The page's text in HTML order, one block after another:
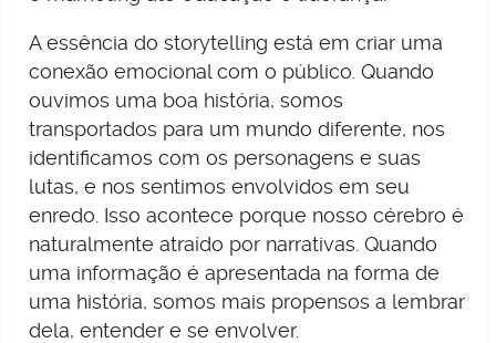
A essência do storytelling está em criar uma
conexão emocional com o público. Quando
ouvimos uma boa história, somos
transportados para um mundo diferente, nos
identificamos com os personagens e suas
lutas, e nos sentimos envolvidos em seu
enredo. Isso acontece porque nosso cérebro é
naturalmente atraído por narrativas. Quando
uma informação é apresentada na forma de
uma história, somos mais propensos a lembrar
dela, entender e se envolver.